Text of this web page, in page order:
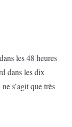
les 48 heures
dans les dix
s’agit que très